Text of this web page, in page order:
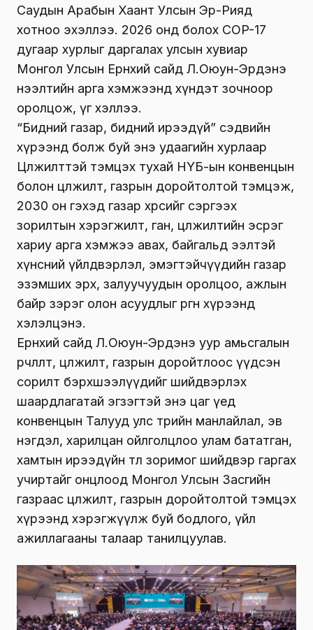
Саудын Арабын Хаант Улсын Эр-Рияд
хотноо эхэллээ. 2026 онд болох COP-17
дугаар хурлыг даргалах улсын хувиар
Монгол Улсын Ерөнхий сайд Л.Оюун-Эрдэнэ
нээлтийн арга хэмжээнд хүндэт зочноор
оролцож, үг хэллээ.
“Бидний газар, бидний ирээдүй” сэдвийн
хүрээнд болж буй энэ удаагийн хурлаар
Цөлжилттэй тэмцэх тухай НҮБ-ын конвенцын
болон цөлжилт, газрын доройтолтой тэмцэж,
2030 он гэхэд газар хөрсийг сэргээх
зорилтын хэрэгжилт, ган, цөлжилтийн эсрэг
хариу арга хэмжээ авах, байгальд ээлтэй
хүнсний үйлдвэрлэл, эмэгтэйчүүдийн газар
эзэмших эрх, залуучуудын оролцоо, ажлын
байр зэрэг олон асуудлыг өргөн хүрээнд
хэлэлцэнэ.
Ерөнхий сайд Л.Оюун-Эрдэнэ уур амьсгалын
өөрчлөлт, цөлжилт, газрын доройтлоос үүдсэн
сорилт бэрхшээлүүдийг шийдвэрлэх
шаардлагатай эгзэгтэй энэ цаг үед
конвенцын Талууд улс төрийн манлайлал, эв
нэгдэл, харилцан ойлголцлоо улам бататган,
хамтын ирээдүйн төлөө зоримог шийдвэр гаргах
учиртайг онцлоод Монгол Улсын Засгийн
газраас цөлжилт, газрын доройтолтой тэмцэх
хүрээнд хэрэгжүүлж буй бодлого, үйл
ажиллагааны талаар танилцуулав.